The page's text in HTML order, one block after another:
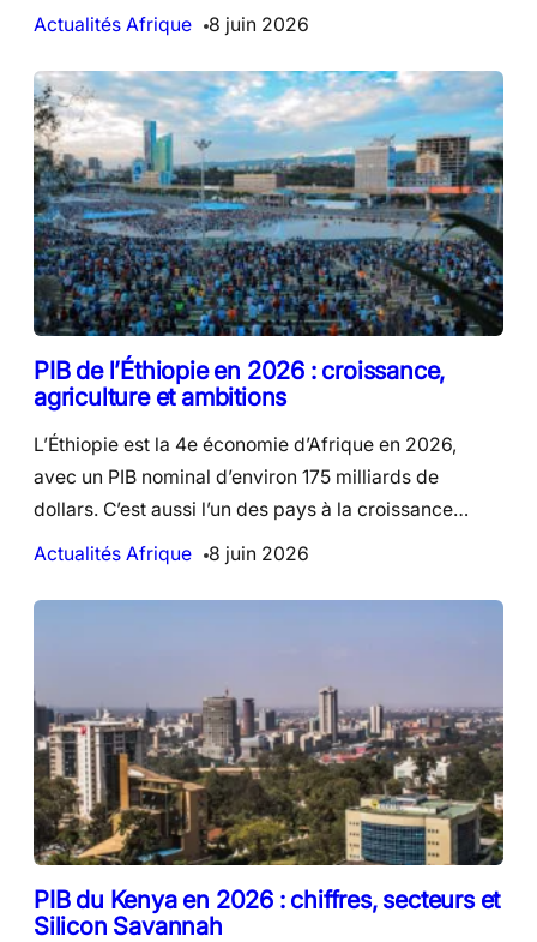
Actualités Afrique
8 juin 2026
PIB de l’Éthiopie en 2026 : croissance,
agriculture et ambitions
L’Éthiopie est la 4e économie d’Afrique en 2026,
avec un PIB nominal d’environ 175 milliards de
dollars. C’est aussi l’un des pays à la croissance…
Actualités Afrique
8 juin 2026
PIB du Kenya en 2026 : chiffres, secteurs et
Silicon Savannah